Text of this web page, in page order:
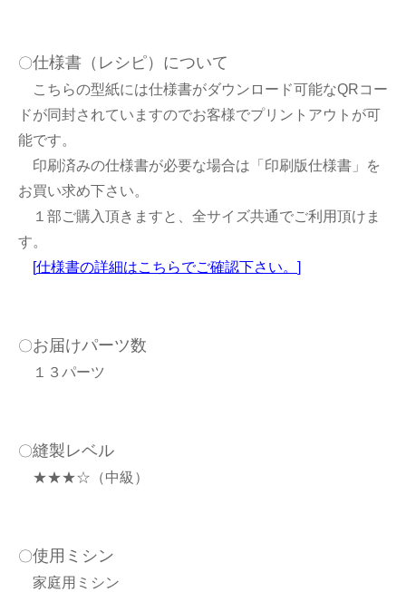
〇仕様書（レシピ）について
こちらの型紙には仕様書がダウンロード可能なQRコー
ドが同封されていますのでお客様でプリントアウトが可
能です。
印刷済みの仕様書が必要な場合は「印刷版仕様書」を
お買い求め下さい。
１部ご購入頂きますと、全サイズ共通でご利用頂けま
す。
[仕様書の詳細はこちらでご確認下さい。 ]
〇お届けパーツ数
１３パーツ
〇縫製レベル
★★★☆（中級）
〇使用ミシン
家庭用ミシン